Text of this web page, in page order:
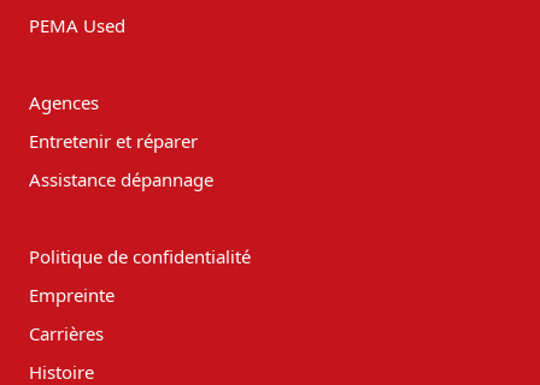
PEMA Used
Agences
Entretenir et réparer
Assistance dépannage
Politique de confidentialité
Empreinte
Carrières
Histoire